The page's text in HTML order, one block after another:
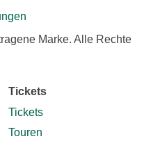
Marke. Alle Rechte
Tickets
Tickets
Touren